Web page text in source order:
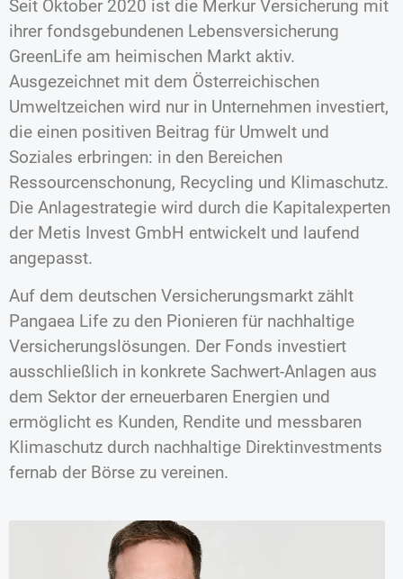
Seit Oktober 2020 ist die Merkur Versicherung mit
ihrer fondsgebundenen Lebensversicherung
GreenLife am heimischen Markt aktiv.
Ausgezeichnet mit dem Österreichischen
Umweltzeichen wird nur in Unternehmen investiert,
die einen positiven Beitrag für Umwelt und
Soziales erbringen: in den Bereichen
Ressourcenschonung, Recycling und Klimaschutz.
Die Anlagestrategie wird durch die Kapitalexperten
der Metis Invest GmbH entwickelt und laufend
angepasst.
Auf dem deutschen Versicherungsmarkt zählt
Pangaea Life zu den Pionieren für nachhaltige
Versicherungslösungen. Der Fonds investiert
ausschließlich in konkrete Sachwert-Anlagen aus
dem Sektor der erneuerbaren Energien und
ermöglicht es Kunden, Rendite und messbaren
Klimaschutz durch nachhaltige Direktinvestments
fernab der Börse zu vereinen.